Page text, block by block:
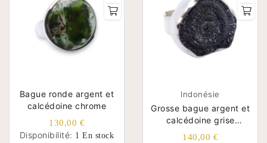
Bague ronde argent et
calcédoine chrome
130,00 €
Disponibilité: 1 En stock
Indonésie
Grosse bague argent et
calcédoine grise
drusiforme réglable
140,00 €